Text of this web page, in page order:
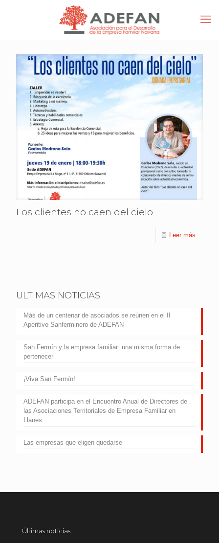
Los clientes no caen del cielo
Leer más
ULTIMAS NOTICIAS
Más de un centenar de asociados se reúnen en el II
Aperitivo Sanferminero de ADEFAN
San Fermín y la empresa familiar: una misma forma de
pertenecer
¡Viva San Fermín!
ADEFAN participa en el Encuentro Anual de Directores de
las Asociaciones Territoriales de Empresa Familiar en
Llanes
Las empresas que eligen quedarse
Últimas noticias